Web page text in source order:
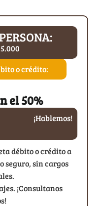
o crédito:
el 50%
¡Hablemos!
débito o crédito a
seguro, sin cargos
¡Consultanos